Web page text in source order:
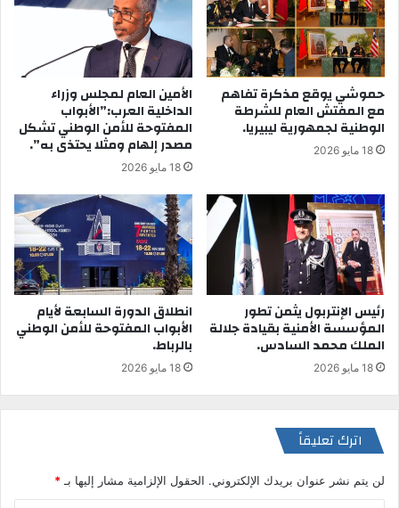
حموشي يوقع مذكرة تفاهم
مع المفتش العام للشرطة
الوطنية لجمهورية ليبيريا.
18 مايو 2026
الأمين العام لمجلس وزراء
الداخلية العرب:”الأبواب
المفتوحة للأمن الوطني تشكل
مصدر إلهام ومثلا يحتذى به”.
18 مايو 2026
رئيس الإنتربول يثمن تطور
المؤسسة الأمنية بقيادة جلالة
الملك محمد السادس.
18 مايو 2026
انطلاق الدورة السابعة لأيام
الأبواب المفتوحة للأمن الوطني
بالرباط.
18 مايو 2026
اترك تعليقاً
لن يتم نشر عنوان بريدك الإلكتروني. الحقول الإلزامية مشار إليها بـ *